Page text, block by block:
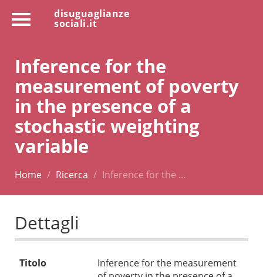
disuguaglianze
sociali.it
Inference for the
measurement of poverty
in the presence of a
stochastic weighting
variable
Home Ricerca Inference for the …
Dettagli
Titolo
Inference for the measurement